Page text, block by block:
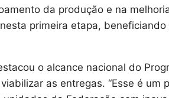
da produção e na
primeira etapa,
o alcance nacional do
as entregas. “Esse é um